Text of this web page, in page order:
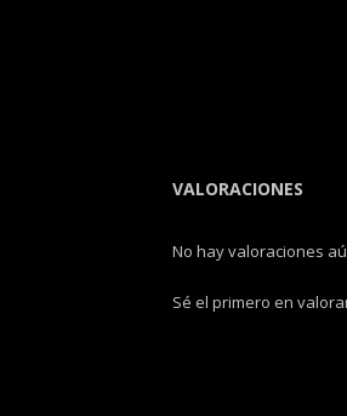
VALORACIONES
No hay valoraciones
Sé el primero en